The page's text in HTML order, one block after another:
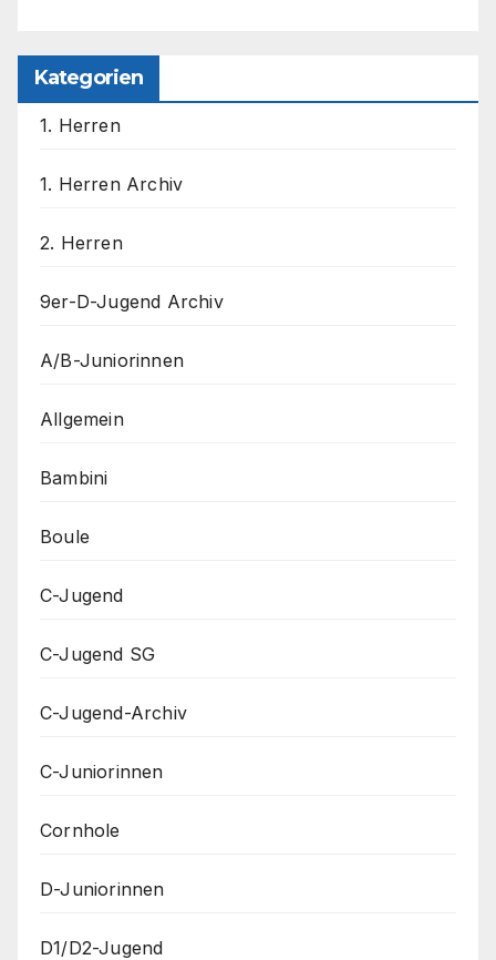
Kategorien
1. Herren
1. Herren Archiv
2. Herren
9er-D-Jugend Archiv
A/B-Juniorinnen
Allgemein
Bambini
Boule
C-Jugend
C-Jugend SG
C-Jugend-Archiv
C-Juniorinnen
Cornhole
D-Juniorinnen
D1/D2-Jugend